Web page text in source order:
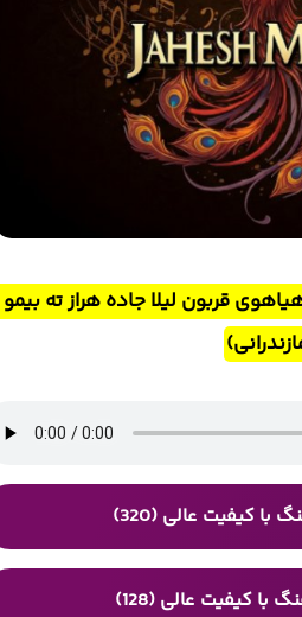
قربون لیلا جاده هراز ته بیمو
با کیفیت عالی (320)
با کیفیت عالی (128)